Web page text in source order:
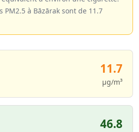
PM2.5 à Bāzārak sont de 11.7
11.7
µg/m³
46.8